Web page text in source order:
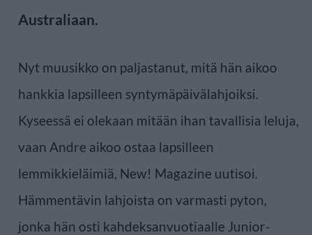
Australiaan.
Nyt muusikko on paljastanut, mitä hän aikoo
hankkia lapsilleen syntymäpäivälahjoiksi.
Kyseessä ei olekaan mitään ihan tavallisia leluja,
vaan Andre aikoo ostaa lapsilleen
lemmikkieläimiä, New! Magazine uutisoi.
Hämmentävin lahjoista on varmasti pyton,
jonka hän osti kahdeksanvuotiaalle Junior-